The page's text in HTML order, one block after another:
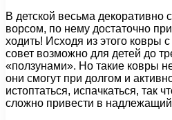
В детской весьма декоративно
ворсом, по нему достаточно
ходить! Исходя из этого ковры
совет возможно для детей до
«ползунами». Но такие ковры
они смогут при долгом и
истоптаться, испачкаться, так
сложно привести в